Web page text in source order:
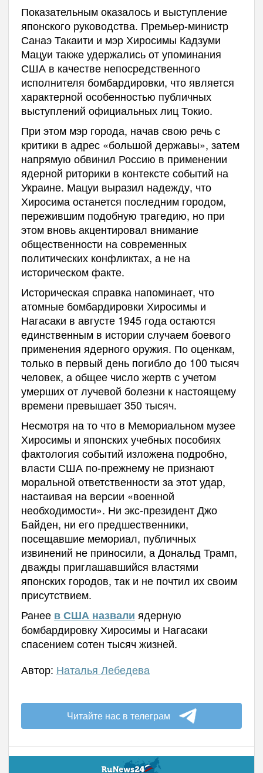
Показательным оказалось и выступление
японского руководства. Премьер-министр
Санаэ Такаити и мэр Хиросимы Кадзуми
Мацуи также удержались от упоминания
США в качестве непосредственного
исполнителя бомбардировки, что является
характерной особенностью публичных
выступлений официальных лиц Токио.
При этом мэр города, начав свою речь с
критики в адрес «большой державы», затем
напрямую обвинил Россию в применении
ядерной риторики в контексте событий на
Украине. Мацуи выразил надежду, что
Хиросима останется последним городом,
пережившим подобную трагедию, но при
этом вновь акцентировал внимание
общественности на современных
политических конфликтах, а не на
историческом факте.
Историческая справка напоминает, что
атомные бомбардировки Хиросимы и
Нагасаки в августе 1945 года остаются
единственным в истории случаем боевого
применения ядерного оружия. По оценкам,
только в первый день погибло до 100 тысяч
человек, а общее число жертв с учетом
умерших от лучевой болезни к настоящему
времени превышает 350 тысяч.
Несмотря на то что в Мемориальном музее
Хиросимы и японских учебных пособиях
фактология событий изложена подробно,
власти США по-прежнему не признают
моральной ответственности за этот удар,
настаивая на версии «военной
необходимости». Ни экс-президент Джо
Байден, ни его предшественники,
посещавшие мемориал, публичных
извинений не приносили, а Дональд Трамп,
дважды приглашавшийся властями
японских городов, так и не почтил их своим
присутствием.
Ранее в США назвали ядерную
бомбардировку Хиросимы и Нагасаки
спасением сотен тысяч жизней.
Автор: Наталья Лебедева
Читайте нас в телеграм